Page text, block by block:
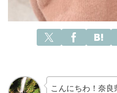
こんにちわ！奈